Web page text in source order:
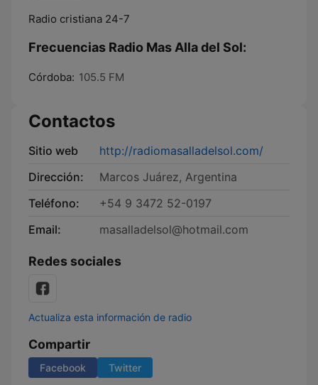
Radio cristiana 24-7
Frecuencias Radio Mas Alla del Sol:
Córdoba: 105.5 FM
Contactos
Sitio web
http://radiomasalladelsol.com/
Dirección:
Marcos Juárez, Argentina
Teléfono:
+54 9 3472 52-0197
Email:
masalladelsol@hotmail.com
Redes sociales
Actualiza esta información de radio
Compartir
Facebook Twitter